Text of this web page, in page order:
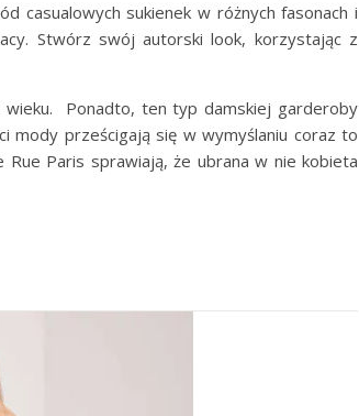
casualowych sukienek w różnych fasonach i
Stwórz swój autorski look, korzystając z
wieku. Ponadto, ten typ damskiej garderoby
mody prześcigają się w wymyślaniu coraz to
Rue Paris sprawiają, że ubrana w nie kobieta